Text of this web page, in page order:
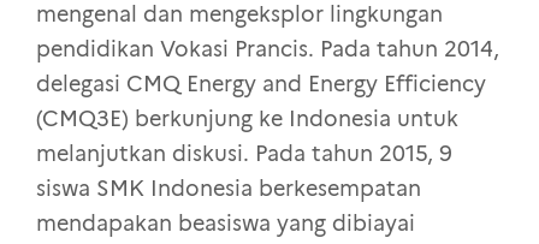
mengenal dan mengeksplor lingkungan
pendidikan Vokasi Prancis. Pada tahun 2014,
delegasi CMQ Energy and Energy Efficiency
(CMQ3E) berkunjung ke Indonesia untuk
melanjutkan diskusi. Pada tahun 2015, 9
siswa SMK Indonesia berkesempatan
mendapakan beasiswa yang dibiayai